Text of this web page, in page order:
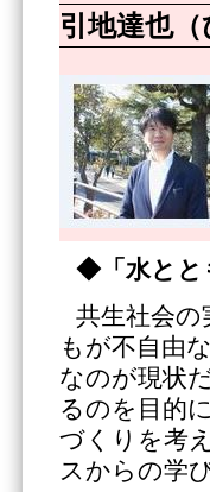
引地達也（
◆「水とと
共生社会
もが不自由
なのが現状
るのを目的
づくりを考
スからの学